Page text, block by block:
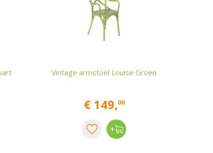
Vintage armstoel Louise Groen
€ 149,00